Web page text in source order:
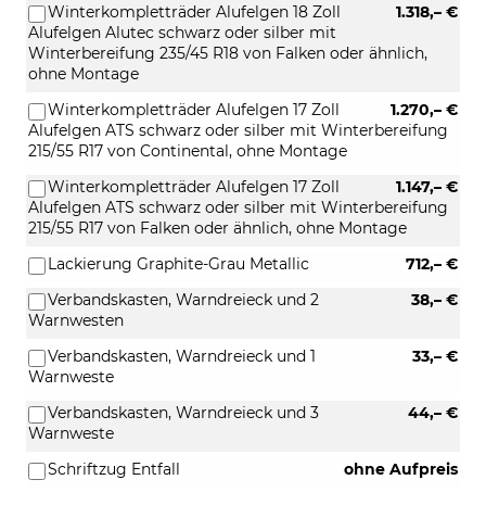
1.318,– €
Winterkompletträder Alufelgen 18 Zoll
Alufelgen Alutec schwarz oder silber mit
Winterbereifung 235/45 R18 von Falken oder ähnlich,
ohne Montage
1.270,– €
Winterkompletträder Alufelgen 17 Zoll
Alufelgen ATS schwarz oder silber mit Winterbereifung
215/55 R17 von Continental, ohne Montage
1.147,– €
Winterkompletträder Alufelgen 17 Zoll
Alufelgen ATS schwarz oder silber mit Winterbereifung
215/55 R17 von Falken oder ähnlich, ohne Montage
712,– €
Lackierung Graphite-Grau Metallic
38,– €
Verbandskasten, Warndreieck und 2
Warnwesten
33,– €
Verbandskasten, Warndreieck und 1
Warnweste
44,– €
Verbandskasten, Warndreieck und 3
Warnweste
ohne Aufpreis
Schriftzug Entfall